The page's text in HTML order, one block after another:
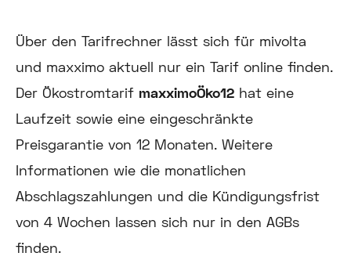
Über den Tarifrechner lässt sich für mivolta
und maxximo aktuell nur ein Tarif online finden.
Der Ökostromtarif maxximoÖko12 hat eine
Laufzeit sowie eine eingeschränkte
Preisgarantie von 12 Monaten. Weitere
Informationen wie die monatlichen
Abschlagszahlungen und die Kündigungsfrist
von 4 Wochen lassen sich nur in den AGBs
finden.